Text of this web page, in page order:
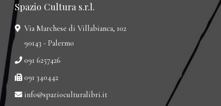
Spazio Cultura s.r.l.
Via Marchese di Villabianca, 102
90143 - Palermo
091 6257426
091 340442
info@spazioculturalibri.it